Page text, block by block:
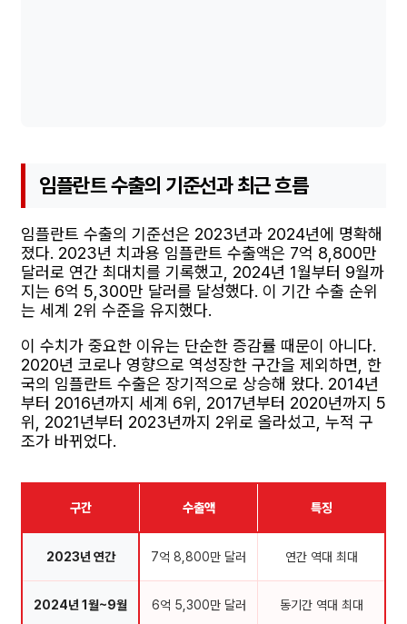
임플란트 수출의 기준선과 최근 흐름
임플란트 수출의 기준선은 2023년과 2024년에 명확해
졌다. 2023년 치과용 임플란트 수출액은 7억 8,800만
달러로 연간 최대치를 기록했고, 2024년 1월부터 9월까
지는 6억 5,300만 달러를 달성했다. 이 기간 수출 순위
는 세계 2위 수준을 유지했다.
이 수치가 중요한 이유는 단순한 증감률 때문이 아니다.
2020년 코로나 영향으로 역성장한 구간을 제외하면, 한
국의 임플란트 수출은 장기적으로 상승해 왔다. 2014년
부터 2016년까지 세계 6위, 2017년부터 2020년까지 5
위, 2021년부터 2023년까지 2위로 올라섰고, 누적 구
조가 바뀌었다.
구간 수출액 특징
2023년 연간 7억 8,800만 달러 연간 역대 최대
2024년 1월~9월 6억 5,300만 달러 동기간 역대 최대